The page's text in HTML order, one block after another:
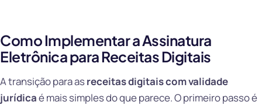
Como Implementar a Assinatura
Eletrônica para Receitas Digitais
A transição para asreceitas digitais com validade
jurídicaé mais simples do que parece. O primeiro passo é